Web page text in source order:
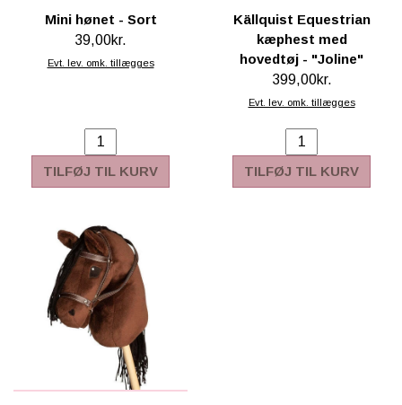
Mini hønet - Sort
39,00kr.
Evt. lev. omk. tillægges
TILFØJ TIL KURV
Källquist Equestrian
kæphest med
hovedtøj - "Joline"
399,00kr.
Evt. lev. omk. tillægges
TILFØJ TIL KURV